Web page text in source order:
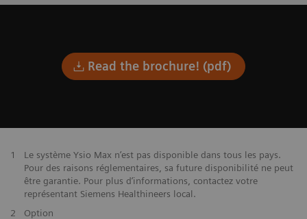
Read the brochure! (pdf)
1
Le système Ysio Max n’est pas disponible dans tous les pays.
Pour des raisons réglementaires, sa future disponibilité ne peut
être garantie. Pour plus d’informations, contactez votre
représentant Siemens Healthineers local.
2
Option